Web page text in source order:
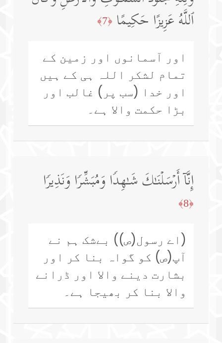
ٱللَّهُ عَزِیزًا حَكِیمًا ﴿7﴾
اور آسمانوں اور زمین کے
تمام لشکر اللہ ہی کے ہیں
اور خدا (سب پر) غالب اور
بڑا حکمت والا ہے۔
إِنَّاۤ أَرۡسَلۡنَـٰكَ شَـٰهِدࣰا وَمُبَشِّرࣰا وَنَذِیرࣰا
﴿8﴾
(اے رسول(ص)) بےشک ہم نے
آپ(ص) کو گواہ بنا کر اور
بشارت دینے والا اور ڈرانے
والا بنا کر بھیجا ہے۔